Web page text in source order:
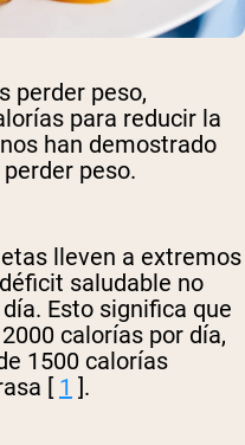
perder peso,
para reducir la
han demostrado
peso.
lleven a extremos
saludable no
Esto significa que
calorías por día,
1500 calorías
[ 1 ].